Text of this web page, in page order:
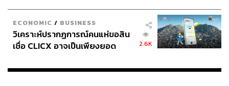
ECONOMIC / BUSINESS
วิเคราะห์ปรากฏการณ์คนแห่ขอสิน
เชื่อ CLICX อาจเป็นเพียงยอด
เรือนไทยที่ถูกซุกไว้
2.6K